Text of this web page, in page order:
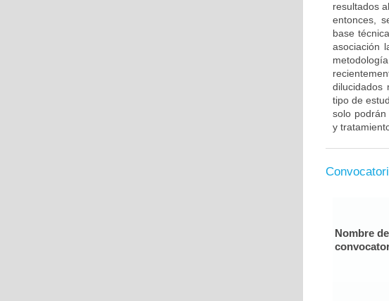
resultados
entonces,
base
asociación
dilucidados
tipo de
solo podrán
y
Nombre